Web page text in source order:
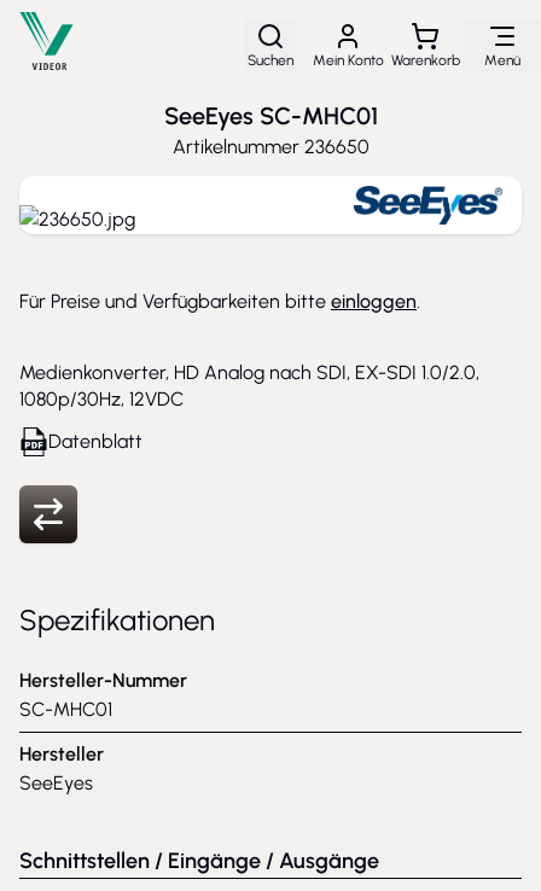
Direkt zum Inhalt
Suchen Mein Konto Warenkorb Menü
SeeEyes SC-MHC01
Artikelnummer 236650
Medienkonverter, HD Analog nach SDI, EX-SDI 1.0/2.0,
1080p/30Hz, 12VDC
Für Preise und Verfügbarkeiten bitte einloggen.
Datenblatt
Spezifikationen
Hersteller-Nummer
SC-MHC01
Hersteller
SeeEyes
Schnittstellen / Eingänge / Ausgänge